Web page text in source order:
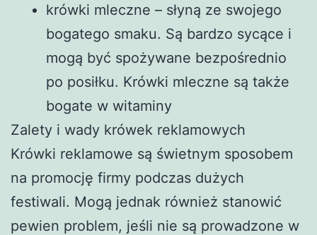
krówki mleczne – słyną ze swojego
bogatego smaku. Są bardzo sycące i
mogą być spożywane bezpośrednio
po posiłku. Krówki mleczne są także
bogate w witaminy
Zalety i wady krówek reklamowych
Krówki reklamowe są świetnym sposobem
na promocję firmy podczas dużych
festiwali. Mogą jednak również stanowić
pewien problem, jeśli nie są prowadzone w